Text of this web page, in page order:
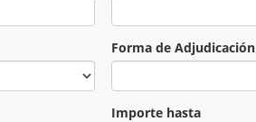
Forma de Adjudicación
Importe hasta